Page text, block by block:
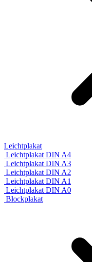
Leichtplakat
Leichtplakat DIN A4
Leichtplakat DIN A3
Leichtplakat DIN A2
Leichtplakat DIN A1
Leichtplakat DIN A0
Blockplakat